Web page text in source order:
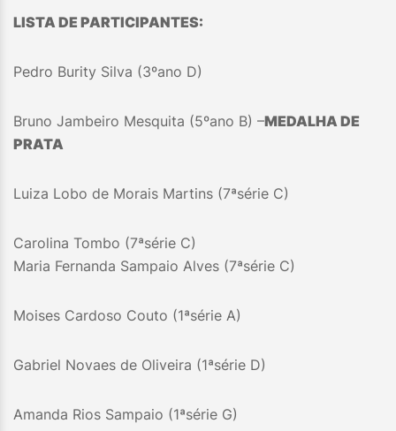
LISTA DE PARTICIPANTES:
Pedro Burity Silva (3ºano D)
Bruno Jambeiro Mesquita (5ºano B) –MEDALHA DE
PRATA
Luiza Lobo de Morais Martins (7ªsérie C)
Carolina Tombo (7ªsérie C)
Maria Fernanda Sampaio Alves (7ªsérie C)
Moises Cardoso Couto (1ªsérie A)
Gabriel Novaes de Oliveira (1ªsérie D)
Amanda Rios Sampaio (1ªsérie G)